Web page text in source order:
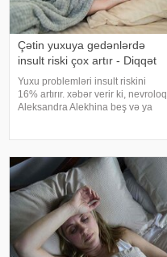
Çətin yuxuya gedənlərdə
insult riski çox artır - Diqqət
Yuxu problemləri insult riskini
16% artırır. xəbər verir ki, nevroloq
Aleksandra Alekhina beş və ya
artdığını deyib. İnsult ciddi və
həyat